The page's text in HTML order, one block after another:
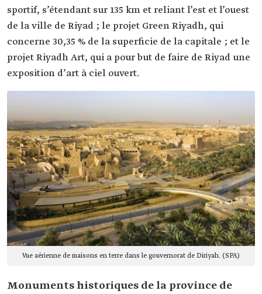
sportif, s’étendant sur 135 km et reliant l’est et l’ouest
de la ville de Riyad ; le projet Green Riyadh, qui
concerne 30,35 % de la superficie de la capitale ; et le
projet Riyadh Art, qui a pour but de faire de Riyad une
exposition d’art à ciel ouvert.
Vue aérienne de maisons en terre dans le gouvernorat de Diriyah. (SPA)
Monuments historiques de la province de